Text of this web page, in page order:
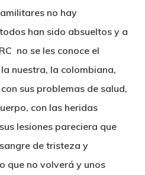
no hay
han sido absueltos y a
no se les conoce el
nuestra, la colombiana,
sus problemas de salud,
con las heridas
lesiones pareciera que
de tristeza y
que no volverá y unos